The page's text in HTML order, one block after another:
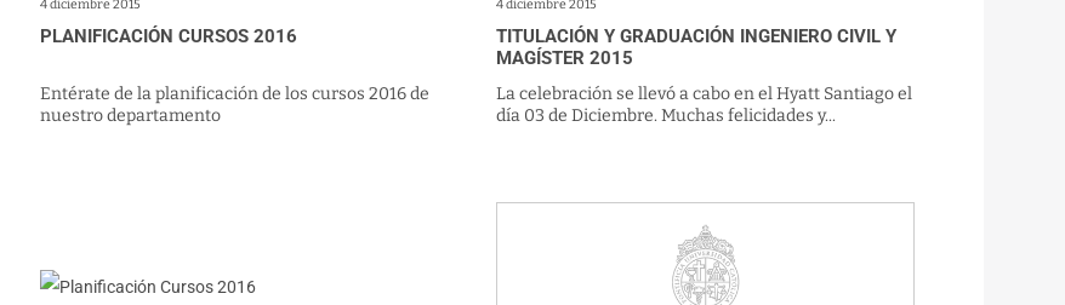
4 diciembre 2015
PLANIFICACIÓN CURSOS 2016
Entérate de la planificación de los cursos 2016 de
nuestro departamento
4 diciembre 2015
TITULACIÓN Y GRADUACIÓN INGENIERO CIVIL Y
MAGÍSTER 2015
La celebración se llevó a cabo en el Hyatt Santiago el
día 03 de Diciembre. Muchas felicidades y...